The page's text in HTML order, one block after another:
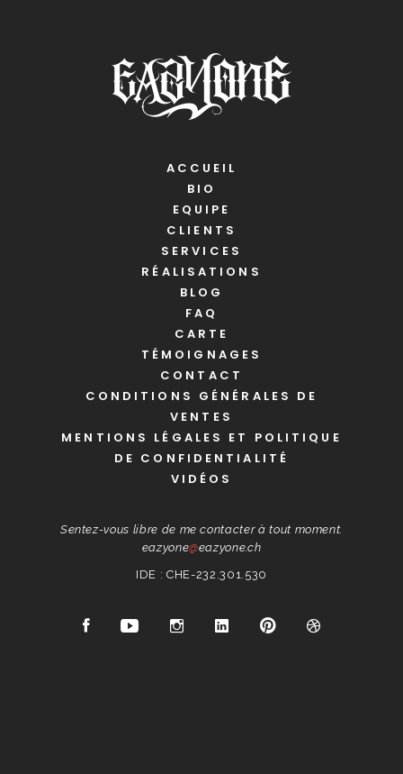
ACCUEIL
BIO
EQUIPE
CLIENTS
SERVICES
RÉALISATIONS
BLOG
FAQ
CARTE
TÉMOIGNAGES
CONTACT
CONDITIONS GÉNÉRALES DE
VENTES
MENTIONS LÉGALES ET POLITIQUE
DE CONFIDENTIALITÉ
VIDÉOS
Sentez-vous libre de me contacter à tout moment.
eazyone@eazyone.ch
IDE : CHE-232.301.530